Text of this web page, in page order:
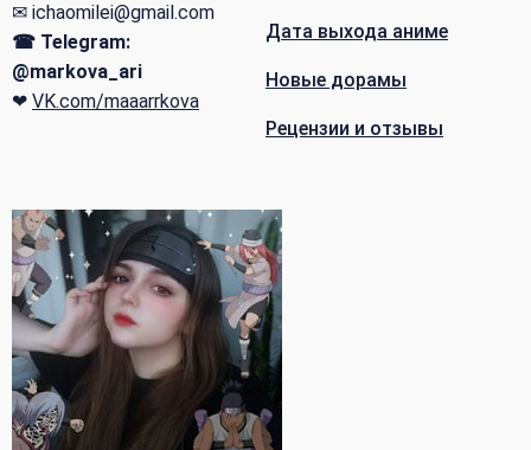
✉ ichaomilei@gmail.com
☎ Telegram:
@markova_ari
❤ VK.com/maaarrkova
Дата выхода аниме
Новые дорамы
Рецензии и отзывы